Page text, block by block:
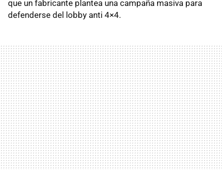
que un fabricante plantea una campaña masiva para
defenderse del lobby anti 4×4.